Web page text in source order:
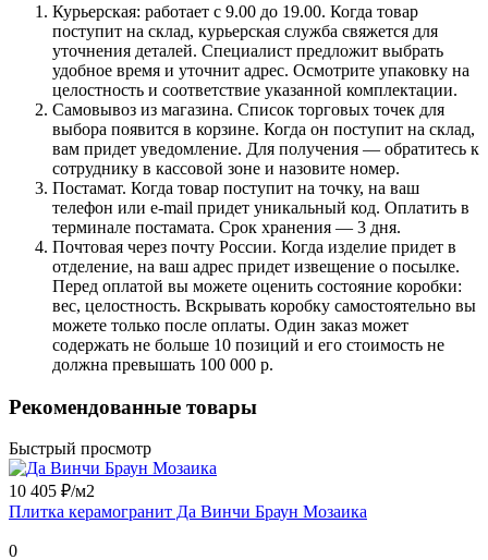
Курьерская: работает с 9.00 до 19.00. Когда товар
поступит на склад, курьерская служба свяжется для
уточнения деталей. Специалист предложит выбрать
удобное время и уточнит адрес. Осмотрите упаковку на
целостность и соответствие указанной комплектации.
Самовывоз из магазина. Список торговых точек для
выбора появится в корзине. Когда он поступит на склад,
вам придет уведомление. Для получения — обратитесь к
сотруднику в кассовой зоне и назовите номер.
Постамат. Когда товар поступит на точку, на ваш
телефон или e-mail придет уникальный код. Оплатить в
терминале постамата. Срок хранения — 3 дня.
Почтовая через почту России. Когда изделие придет в
отделение, на ваш адрес придет извещение о посылке.
Перед оплатой вы можете оценить состояние коробки:
вес, целостность. Вскрывать коробку самостоятельно вы
можете только после оплаты. Один заказ может
содержать не больше 10 позиций и его стоимость не
должна превышать 100 000 р.
Рекомендованные товары
Быстрый просмотр
10 405 ₽/м2
Плитка керамогранит Да Винчи Браун Мозаика
0